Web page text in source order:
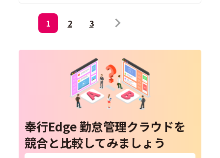
1 2 3
奉行Edge 勤怠管理クラウドを
競合と比較してみましょう